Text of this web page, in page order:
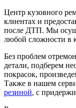
Центр кузовного
клиентах и
после ДТП. Мы
любой сложности в
Без проблем
детали, подберем
покрасок,
Также в нашем
резиной, с